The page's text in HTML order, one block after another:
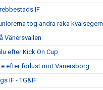
IF
tog andra raka kvalsegern
Vänersvallen
efter Kick On Cup
efter förlust mot Vänersborg
IF - TG&IF